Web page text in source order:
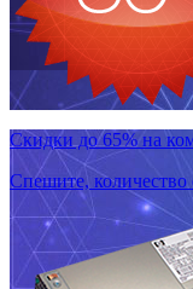
Скидки до 65% на
Спешите, количество